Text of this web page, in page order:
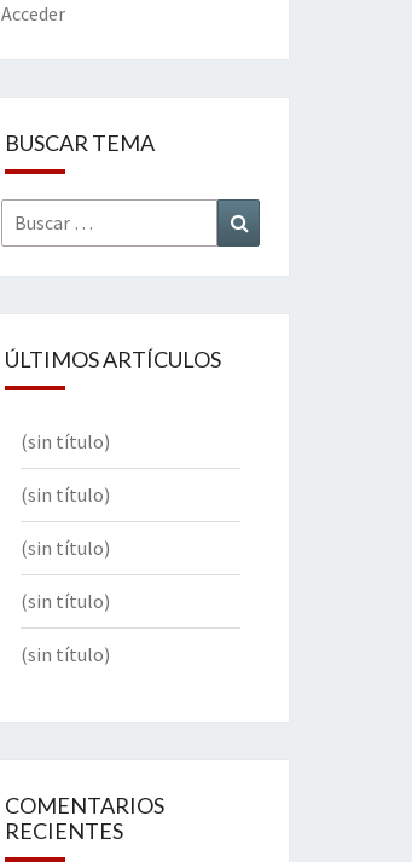
Acceder
BUSCAR TEMA
Buscar
por:
ÚLTIMOS ARTÍCULOS
(sin título)
(sin título)
(sin título)
(sin título)
(sin título)
COMENTARIOS
RECIENTES